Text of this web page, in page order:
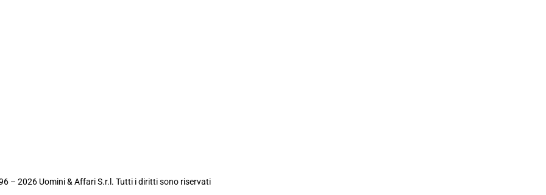
– 2026 Uomini & Affari S.r.l. Tutti i diritti sono riservati